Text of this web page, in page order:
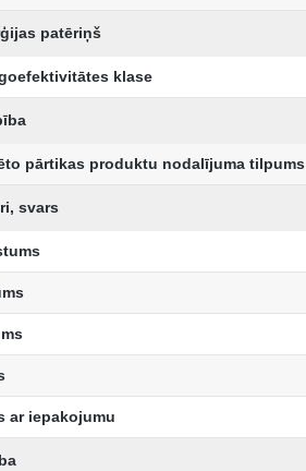
patēriņš
klase
pārtikas produktu nodalījuma tilpums
svars
ar iepakojumu